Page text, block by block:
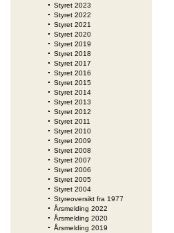
Styret 2023
Styret 2022
Styret 2021
Styret 2020
Styret 2019
Styret 2018
Styret 2017
Styret 2016
Styret 2015
Styret 2014
Styret 2013
Styret 2012
Styret 2011
Styret 2010
Styret 2009
Styret 2008
Styret 2007
Styret 2006
Styret 2005
Styret 2004
Styreoversikt fra 1977
Årsmelding 2022
Årsmelding 2020
Årsmelding 2019